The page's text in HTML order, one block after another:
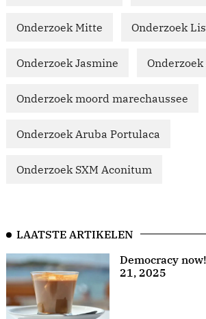
Onderzoek Mitte Onderzoek
Onderzoek Jasmine
Onderzoek moord marechaussee
Onderzoek Aruba Portulaca
Onderzoek SXM Aconitum
LAATSTE ARTIKELEN
Democracy
21, 2025